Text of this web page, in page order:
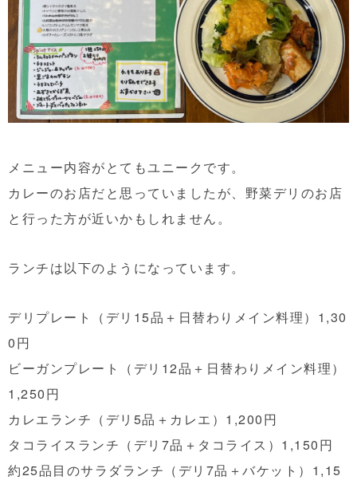
メニュー内容がとてもユニークです。
カレーのお店だと思っていましたが、野菜デリのお店
と行った方が近いかもしれません。
ランチは以下のようになっています。
デリプレート（デリ15品＋日替わりメイン料理）1,30
0円
ビーガンプレート（デリ12品＋日替わりメイン料理）
1,250円
カレエランチ（デリ5品＋カレエ）1,200円
タコライスランチ（デリ7品＋タコライス）1,150円
約25品目のサラダランチ（デリ7品＋バケット）1,15